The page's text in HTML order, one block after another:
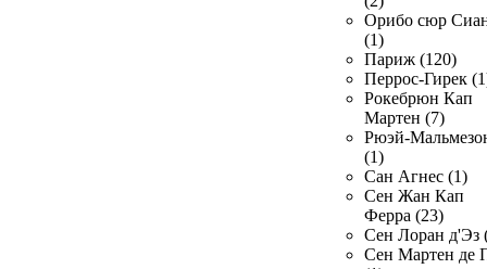
Орибо сюр
(1)
Париж (120)
Перрос-Гирек
Рокебрюн Кап
Мартен (7)
Рюэй-
(1)
Сан Агнес (1)
Сен Жан Кап
Ферра (23)
Сен Лоран д'Эз
Сен Мартен де